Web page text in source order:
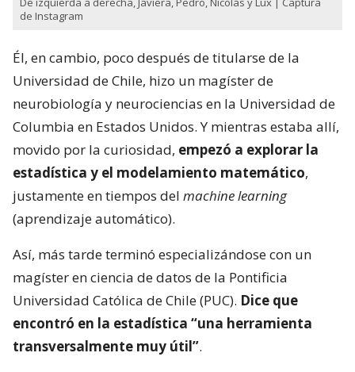
de Instagram
Él, en cambio, poco después de titularse de la
Universidad de Chile, hizo un magíster de
neurobiología y neurociencias en la Universidad de
Columbia en Estados Unidos. Y mientras estaba allí,
movido por la curiosidad, empezó a explorar la
estadística y el modelamiento matemático,
justamente en tiempos del machine learning
(aprendizaje automático).
Así, más tarde terminó especializándose con un
magíster en ciencia de datos de la Pontificia
Universidad Católica de Chile (PUC). Dice que
encontró en la estadística “una herramienta
transversalmente muy útil”.